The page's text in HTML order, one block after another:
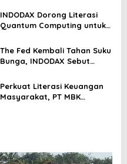
INDODAX Dorong Literasi
Quantum Computing untuk
Blockchain
The Fed Kembali Tahan Suku
Bunga, INDODAX Sebut
Sentimen Pasar
Perkuat Literasi Keuangan
Masyarakat, PT MBK